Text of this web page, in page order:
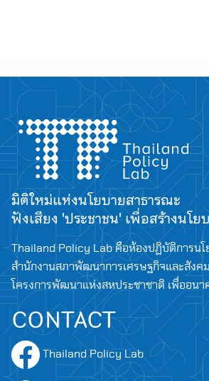
มิติใหม่แห่งนโยบายสาธารณะ
ฟังเสียง 'ประชาชน' เพื่อสร้างนโย
Thailand Policy Lab คือห้องปฏิบัติการนโ
สำนักงานสภาพัฒนาการเศรษฐกิจและสังค
โครงการพัฒนาแห่งสหประชาชาติ เพื่ออน
CONTACT
Thailand Policy Lab